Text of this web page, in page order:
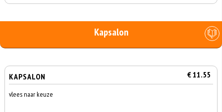
Kapsalon
KAPSALON € 11.55
vlees naar keuze